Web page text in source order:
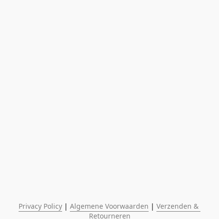
Privacy Policy | Algemene Voorwaarden | Verzenden &
Retourneren